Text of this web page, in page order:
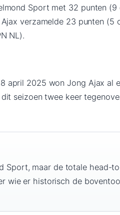
Sport met 32 punten (9
verzamelde 23 punten (5
NL).
april 2025 won Jong Ajax al
seizoen twee keer
Sport, maar de totale head-
wie er historisch de